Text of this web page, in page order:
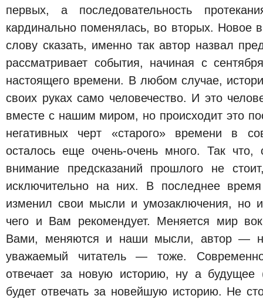
первых, а последовательность
кардинально поменялась, во вторых. Новое
слову сказать, именно так автор назвал
рассматривает события, начиная с
настоящего времени. В любом случае,
своих руках само человечество. И это
вместе с нашим миром, но происходит это
негативных черт «старого» времени в
осталось еще очень-очень много. Так
внимание предсказаний прошлого не
исключительно на них. В последнее
изменил свои мысли и умозаключения, но
чего и Вам рекомендует. Меняется мир
Вами, меняются и наши мысли, автор —
уважаемый читатель — тоже.
отвечает за новую историю, ну а будущее
будет отвечать за новейшую историю. Не